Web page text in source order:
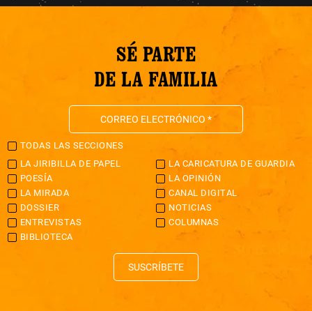
SÉ PARTE
DE LA FAMILIA
TODAS LAS SECCIONES
LA JIRIBILLA DE PAPEL
LA CARICATURA DE GUARDIA
POESÍA
LA OPINIÓN
LA MIRADA
CANAL DIGITAL
DOSSIER
NOTICIAS
ENTREVISTAS
COLUMNAS
BIBLIOTECA
SUSCRÍBETE